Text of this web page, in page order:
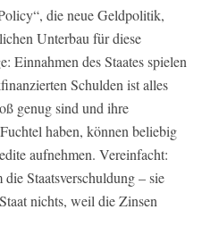
die neue Geldpolitik,
Unterbau für diese
Einnahmen des Staates spielen
Schulden ist alles
genug sind und ihre
haben, können beliebig
aufnehmen. Vereinfacht:
Staatsverschuldung – sie
nichts, weil die Zinsen